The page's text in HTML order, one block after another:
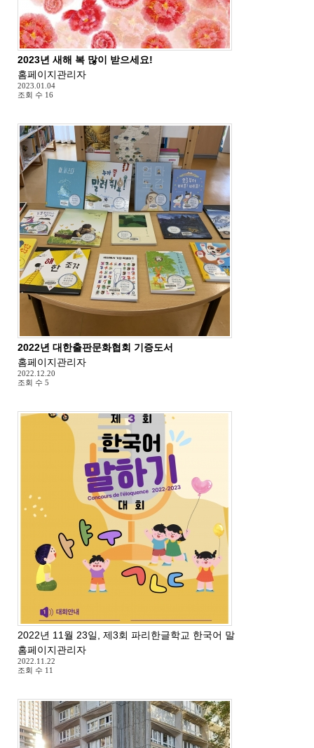
2023년 새해 복 많이 받으세요!
홈페이지관리자
2023.01.04
조회 수 16
2022년 대한출판문화협회 기증도서
홈페이지관리자
2022.12.20
조회 수 5
2022년 11월 23일, 제3회 파리한글학교 한국어 말하기 대회
홈페이지관리자
2022.11.22
조회 수 11